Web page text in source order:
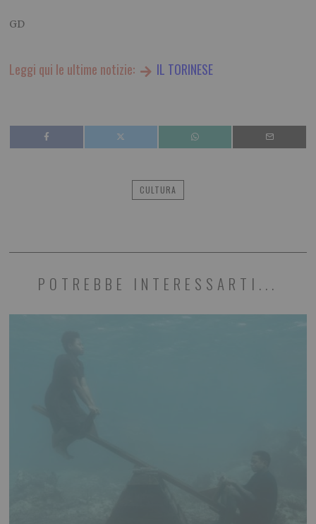
GD
Leggi qui le ultime notizie: IL TORINESE
CULTURA
POTREBBE INTERESSARTI...